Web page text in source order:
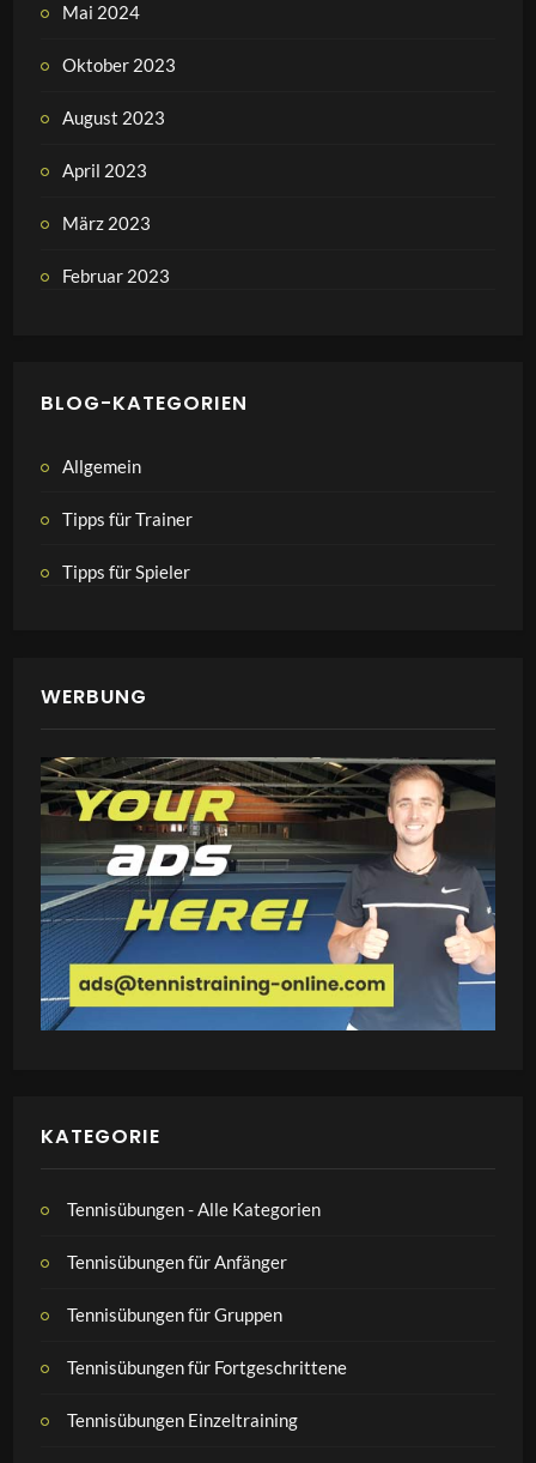
Mai 2024
Oktober 2023
August 2023
April 2023
März 2023
Februar 2023
BLOG-KATEGORIEN
Allgemein
Tipps für Trainer
Tipps für Spieler
WERBUNG
KATEGORIE
Tennisübungen - Alle Kategorien
Tennisübungen für Anfänger
Tennisübungen für Gruppen
Tennisübungen für Fortgeschrittene
Tennisübungen Einzeltraining